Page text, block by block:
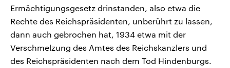
Ermächtigungsgesetz drinstanden, also etwa die
Rechte des Reichspräsidenten, unberührt zu lassen,
dann auch gebrochen hat, 1934 etwa mit der
Verschmelzung des Amtes des Reichskanzlers und
des Reichspräsidenten nach dem Tod Hindenburgs.